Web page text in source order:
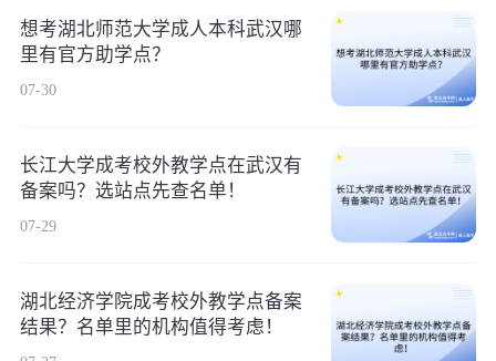
想考湖北师范大学成人本科武汉哪
里有官方助学点？
07-30
长江大学成考校外教学点在武汉有
备案吗？选站点先查名单！
07-29
湖北经济学院成考校外教学点备案
结果？名单里的机构值得考虑！